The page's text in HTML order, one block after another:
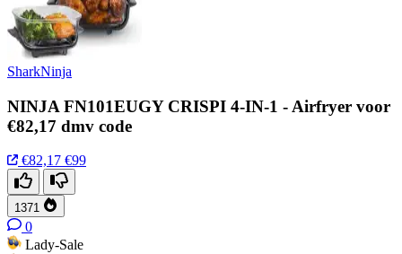
SharkNinja
NINJA FN101EUGY CRISPI 4-IN-1 - Airfryer voor
€82,17 dmv code
€82,17 €99
1371
0
Lady-Sale